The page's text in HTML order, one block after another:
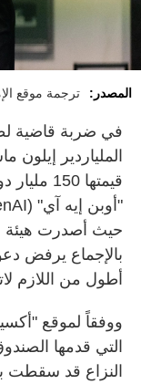
المصدر: ترجمة موقع
في ضربة قاضية
الملياردير إيلون
قيمتها
"أوبن إيه آي" (
حيث أصدرت هيئة
بالإجماع يرفض
أطول من اللازم
ووفقاً لموقع
التي قدمها
النزاع قد سقطت